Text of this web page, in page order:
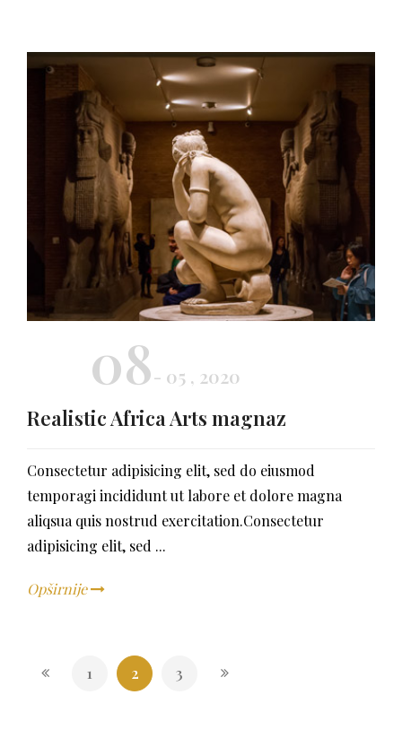
08- 05 , 2020
Realistic Africa Arts magnaz
Consectetur adipisicing elit, sed do eiusmod
temporagi incididunt ut labore et dolore magna
aliqsua quis nostrud exercitation.Consectetur
adipisicing elit, sed ...
Opširnije
1 2 3